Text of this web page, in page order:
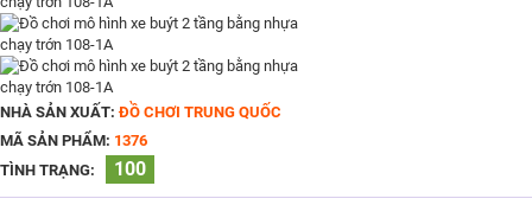
NHÀ SẢN XUẤT: ĐỒ CHƠI TRUNG QUỐC
MÃ SẢN PHẨM: 1376
TÌNH TRẠNG:
100